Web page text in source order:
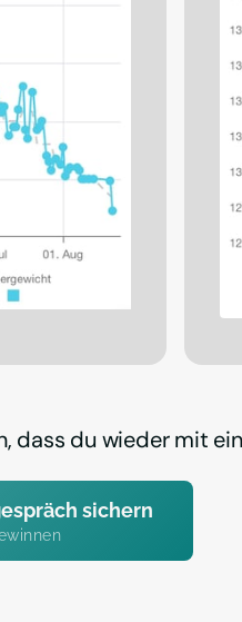
dass du wieder mit
sichern